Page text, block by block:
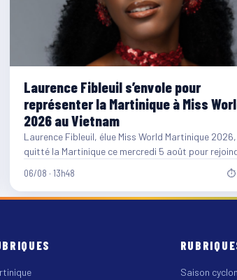
Laurence Fibleuil s’envole pour
représenter la Martinique à Miss
2026 au Vietnam
Laurence Fibleuil, élue Miss World Martinique
quitté la Martinique ce mercredi 5 août pour
06/08 · 13h48 ⏱
Saison